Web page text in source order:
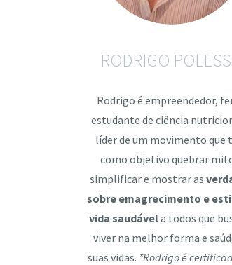
RODRIGO
Rodrigo é empreendedor,
estudante de ciência
líder de um movimento que
como objetivo quebrar
simplificar e mostrar as
sobre emagrecimento e
vida saudávela todos que
viver na melhor forma e
suas vidas. *Rodrigo é